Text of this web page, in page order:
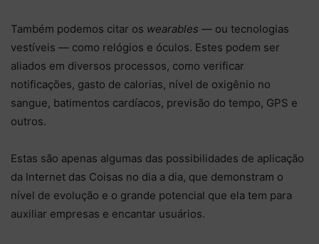
Também podemos citar os wearables — ou tecnologias
vestíveis — como relógios e óculos. Estes podem ser
aliados em diversos processos, como verificar
notificações, gasto de calorias, nível de oxigênio no
sangue, batimentos cardíacos, previsão do tempo, GPS e
outros.
Estas são apenas algumas das possibilidades de aplicação
da Internet das Coisas no dia a dia, que demonstram o
nível de evolução e o grande potencial que ela tem para
auxiliar empresas e encantar usuários.